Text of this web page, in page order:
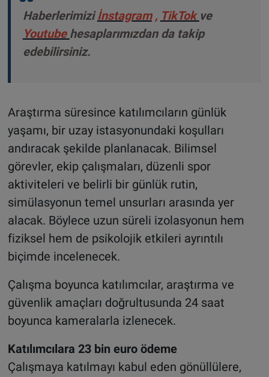
Haberlerimiziİnstagram , TikTok ve
Youtube hesaplarımızdan da takip
edebilirsiniz.
Araştırma süresince katılımcıların günlük
yaşamı, bir uzay istasyonundaki koşulları
andıracak şekilde planlanacak. Bilimsel
görevler, ekip çalışmaları, düzenli spor
aktiviteleri ve belirli bir günlük rutin,
simülasyonun temel unsurları arasında yer
alacak. Böylece uzun süreli izolasyonun hem
fiziksel hem de psikolojik etkileri ayrıntılı
biçimde incelenecek.
Çalışma boyunca katılımcılar, araştırma ve
güvenlik amaçları doğrultusunda 24 saat
boyunca kameralarla izlenecek.
Katılımcılara 23 bin euro ödeme
Çalışmaya katılmayı kabul eden gönüllülere,